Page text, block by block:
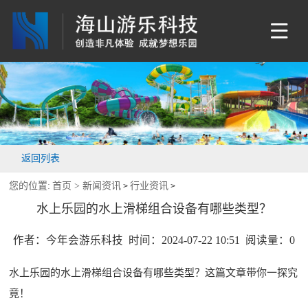
返回列表
您的位置: 首页 >新闻资讯 >行业资讯 >
水上乐园的水上滑梯组合设备有哪些类型？
作者：今年会游乐科技 时间：2024-07-22 10:51 阅读量： 0
水上乐园的水上滑梯组合设备有哪些类型？这篇文章带你一探究
竟！